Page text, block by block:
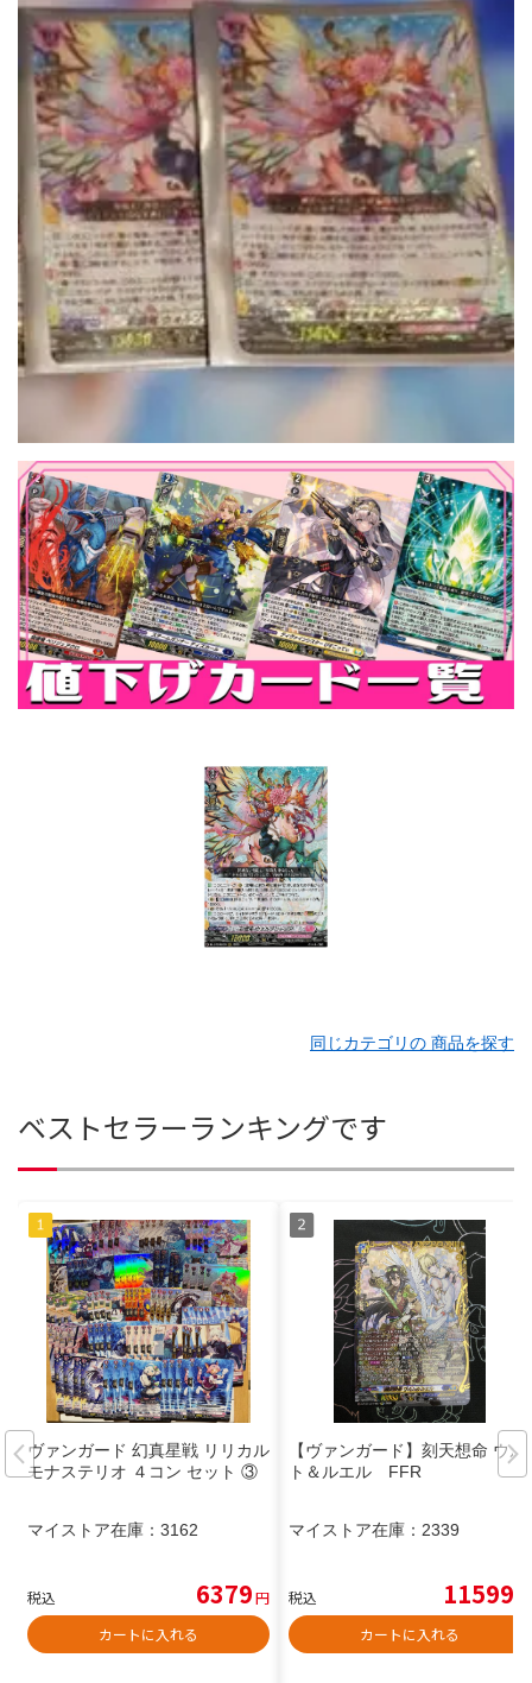
同じカテゴリの 商品を探す
ベストセラーランキングです
ヴァンガード 幻真星戦 リリカル
モナステリオ ４コン セット ③
マイストア在庫： 3162
税込 6379円
カートに入れる
【ヴァンガード】刻天想命 ウル
ト＆ルエル FFR
マイストア在庫： 2339
税込 11599
カートに入れる